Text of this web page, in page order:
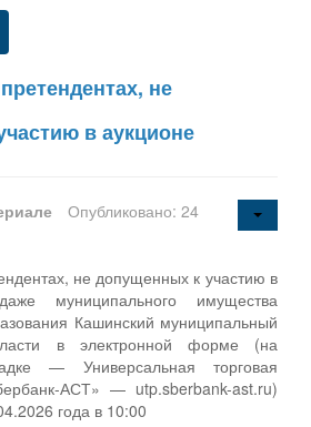
не
в аукционе
Опубликовано: 24
не допущенных к участию в
муниципального имущества
Кашинский муниципальный
в электронной форме (на
— Универсальная торговая
АСТ» — utp.sberbank-ast.ru)
года в 10:00